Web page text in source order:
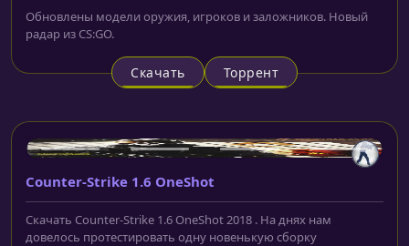
Обновлены модели оружия, игроков и заложников. Новый
радар из CS:GO.
Скачать Торрент
Counter-Strike 1.6 OneShot
Скачать Counter-Strike 1.6 OneShot 2018 . На днях нам
довелось протестировать одну новенькую сборку